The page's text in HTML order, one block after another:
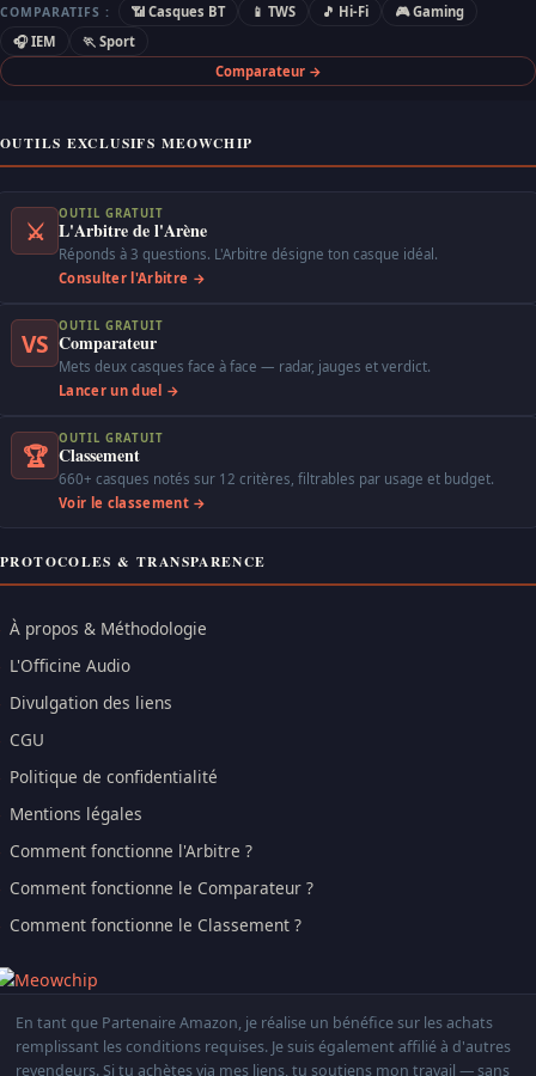
COMPARATIFS : 📶 Casques BT 📱 TWS 🎵 Hi-Fi
🎮 Gaming
🎧 IEM
🏃 Sport
Comparateur →
OUTILS EXCLUSIFS MEOWCHIP
⚔
OUTIL GRATUIT
L'Arbitre de l'Arène
Réponds à 3 questions. L'Arbitre désigne ton casque idéal.
Consulter l'Arbitre →
VS
OUTIL GRATUIT
Comparateur
Mets deux casques face à face — radar, jauges et verdict.
Lancer un duel →
🏆
OUTIL GRATUIT
Classement
660+ casques notés sur 12 critères, filtrables par usage et budget.
Voir le classement →
PROTOCOLES & TRANSPARENCE
À propos & Méthodologie
L'Officine Audio
Divulgation des liens
CGU
Politique de confidentialité
Mentions légales
Comment fonctionne l'Arbitre ?
Comment fonctionne le Comparateur ?
Comment fonctionne le Classement ?
En tant que Partenaire Amazon, je réalise un bénéfice sur les achats
remplissant les conditions requises. Je suis également affilié à d'autres
revendeurs. Si tu achètes via mes liens, tu soutiens mon travail — sans